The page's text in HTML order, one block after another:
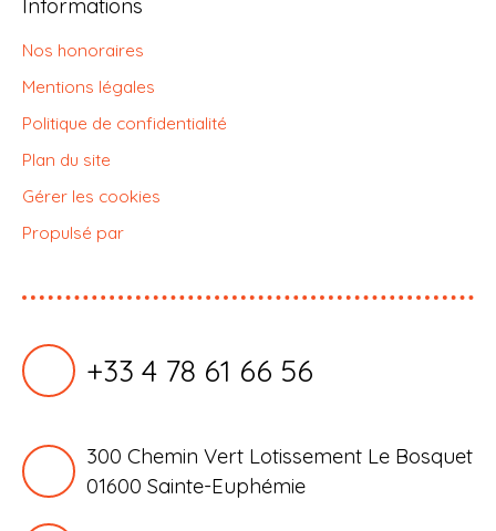
Informations
Nos honoraires
Mentions légales
Politique de confidentialité
Plan du site
Gérer les cookies
Propulsé par
+33 4 78 61 66 56
300 Chemin Vert Lotissement Le Bosquet
01600 Sainte-Euphémie